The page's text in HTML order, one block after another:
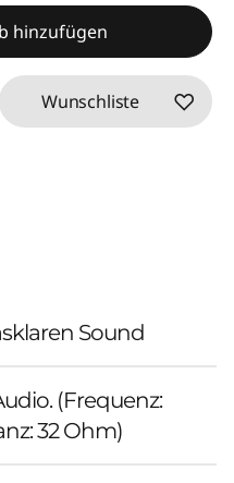
hinzufügen
Wunschliste
Sound
(Frequenz:
32 Ohm)